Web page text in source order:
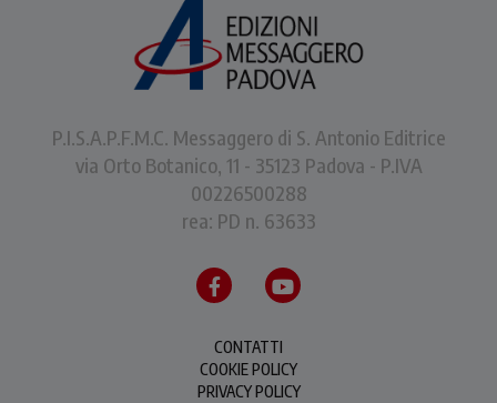
P.I.S.A.P.F.M.C. Messaggero di S. Antonio Editrice
via Orto Botanico, 11 - 35123 Padova - P.IVA
00226500288
rea: PD n. 63633
CONTATTI
COOKIE POLICY
PRIVACY POLICY